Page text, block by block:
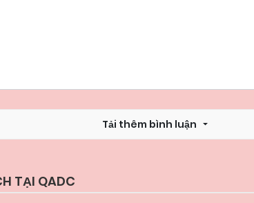
Chapter 13
Tải thêm bình luận
TẠI QADC